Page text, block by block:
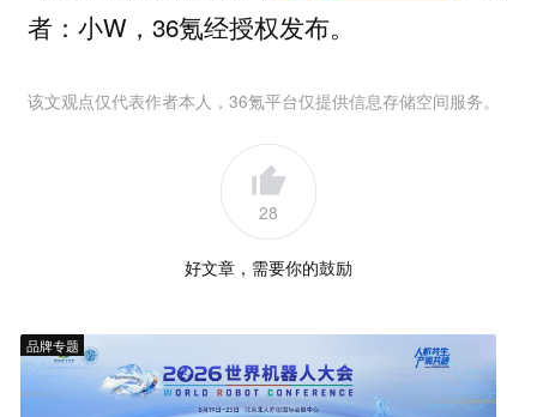
者：小W，36氪经授权发布。
该文观点仅代表作者本人，36氪平台仅提供信息存储空间服务。
28
好文章，需要你的鼓励
品牌专题